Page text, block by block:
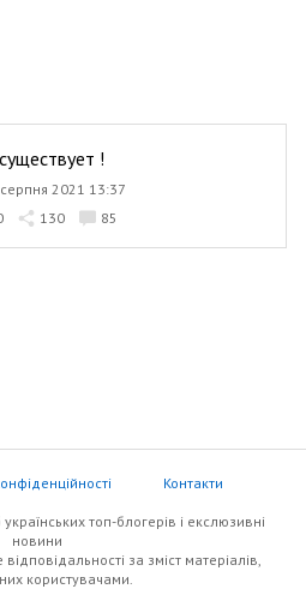
!
2021 13:37
130 85
Контакти
топ-блогерів i екслюзивнi
новини
за зміст матеріалів,
користувачами.